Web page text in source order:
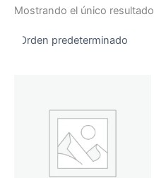
Mostrando el único resultado